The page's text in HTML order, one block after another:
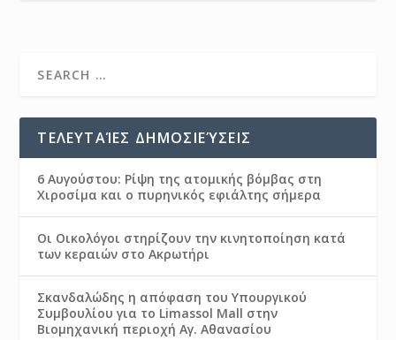
ΤΕΛΕΥΤΑΊΕΣ ΔΗΜΟΣΙΕΎΣΕΙΣ
6 Αυγούστου: Ρίψη της ατομικής βόμβας στη
Χιροσίμα και ο πυρηνικός εφιάλτης σήμερα
Οι Οικολόγοι στηρίζουν την κινητοποίηση κατά
των κεραιών στο Ακρωτήρι
Σκανδαλώδης η απόφαση του Υπουργικού
Συμβουλίου για το Limassol Mall στην
Βιομηχανική περιοχή Αγ. Αθανασίου